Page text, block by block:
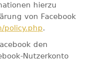
hierzu
von Facebook
policy.php.
den
Nutzerkonto